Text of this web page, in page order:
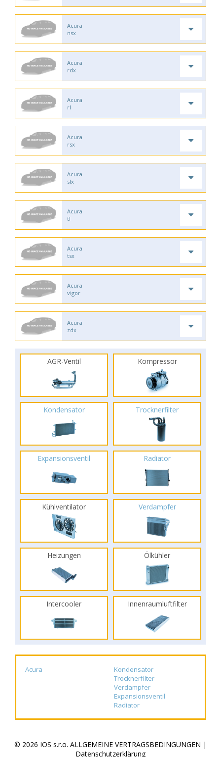
Acura
nsx
Acura
rdx
Acura
rl
Acura
rsx
Acura
slx
Acura
tl
Acura
tsx
Acura
vigor
Acura
zdx
AGR-Ventil Kompressor
Kondensator Trocknerfilter
Expansionsventil Radiator
Kühlventilator Verdampfer
Heizungen Ölkühler
Intercooler Innenraumluftfilter
Acura
Kondensator
Trocknerfilter
Verdampfer
Expansionsventil
Radiator
© 2026 IOS s.r.o. ALLGEMEINE VERTRAGSBEDINGUNGEN |
Datenschutzerklärung